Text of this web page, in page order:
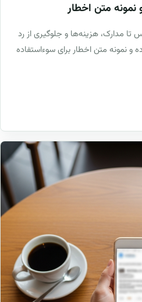
متن اخطار
تا مدارک، هزینه‌ها و جلوگیری از رد
و نمونه متن اخطار برای سوءاستفاده